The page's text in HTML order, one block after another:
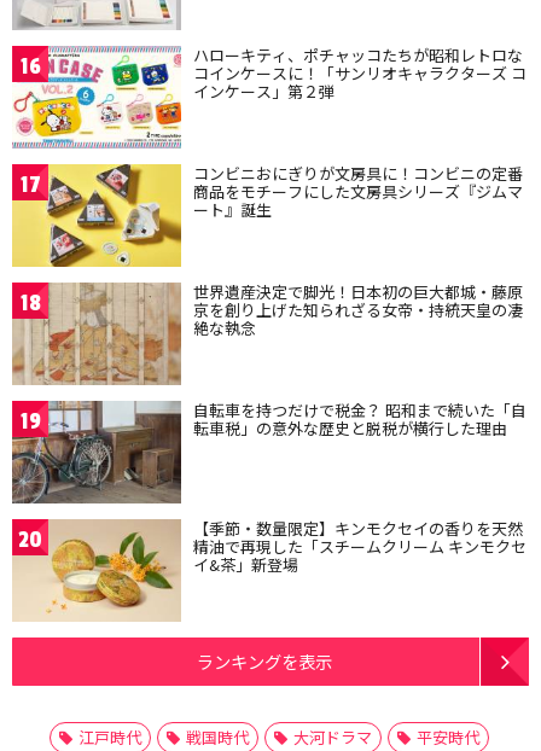
16 ハローキティ、ポチャッコたちが昭和レトロな
コインケースに！「サンリオキャラクターズ コ
インケース」第２弾
17 コンビニおにぎりが文房具に！コンビニの定番
商品をモチーフにした文房具シリーズ『ジムマ
ート』誕生
18 世界遺産決定で脚光！日本初の巨大都城・藤原
京を創り上げた知られざる女帝・持統天皇の凄
絶な執念
19 自転車を持つだけで税金？ 昭和まで続いた「自
転車税」の意外な歴史と脱税が横行した理由
20 【季節・数量限定】キンモクセイの香りを天然
精油で再現した「スチームクリーム キンモクセ
イ&茶」新登場
ランキングを表示
江戸時代 戦国時代 大河ドラマ
平安時代